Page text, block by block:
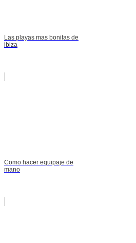
Las playas mas bonitas de
ibiza
Como hacer equipaje de
mano